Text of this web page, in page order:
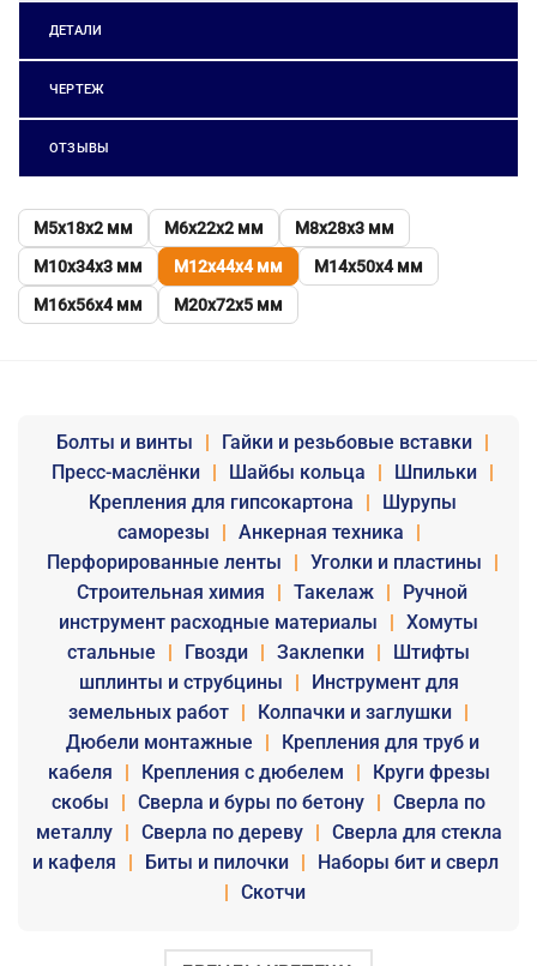
ДЕТАЛИ
ЧЕРТЕЖ
ОТЗЫВЫ
М5х18х2 мм М6х22х2 мм
М8х28х3 мм
М10х34х3 мм
М12х44х4 мм
М14х50х4 мм
М16х56х4 мм
М20х72х5 мм
Болты и винты | Гайки и резьбовые вставки
|
Пресс-маслёнки
| Шайбы кольца | Шпильки
|
Крепления для гипсокартона
|
Шурупы
саморезы
| Анкерная техника
|
Перфорированные ленты
| Уголки и пластины
|
Строительная химия
| Такелаж |
Ручной
инструмент расходные материалы
| Хомуты
стальные
| Гвозди | Заклепки |
Штифты
шплинты и струбцины
|
Инструмент для
земельных работ | Колпачки и заглушки |
Дюбели монтажные
|
Крепления для труб и
кабеля
| Крепления с дюбелем |
Круги фрезы
скобы
| Сверла и буры по бетону | Сверла по
металлу
| Сверла по дереву | Сверла для стекла
и кафеля
| Биты и пилочки |
Наборы бит и сверл
| Скотчи